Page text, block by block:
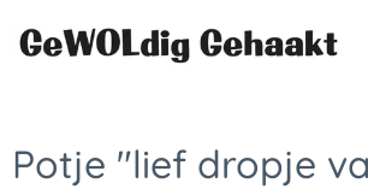
Potje "lief dropje